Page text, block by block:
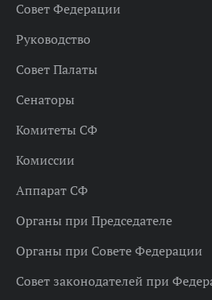
Совет Федерации
Руководство
Совет Палаты
Сенаторы
Комитеты СФ
Комиссии
Аппарат СФ
Органы при Председателе
Органы при Совете Федерации
Совет законодателей при